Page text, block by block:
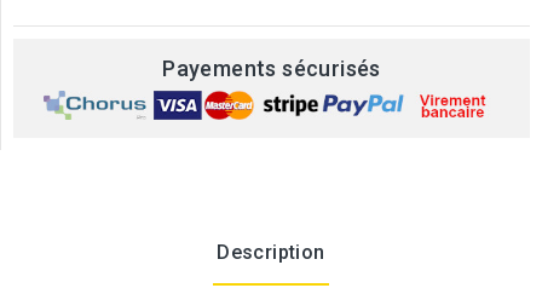
Payements sécurisés
Description